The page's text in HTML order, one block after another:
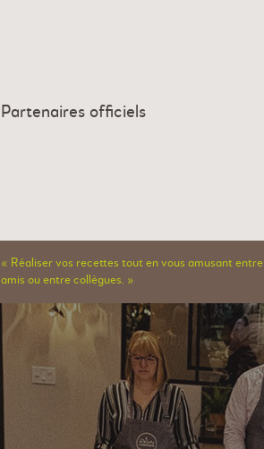
Partenaires officiels
« Réaliser vos recettes tout en vous amusant entre
amis ou entre collègues. »